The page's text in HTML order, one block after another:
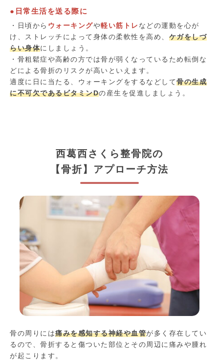
●日常生活を送る際に
・日頃から ウォーキングや軽い筋トレ などの運動を心が
け、ストレッチによって身体の柔軟性を高め、 ケガをしづ
らい身体にしましょう。
・骨粗鬆症や高齢の方では骨が弱くなっているため転倒な
どによる骨折のリスクが高いといえます。
適度に日に当たる、ウォーキングをするなどして骨の生成
に不可欠であるビタミンDの産生を促進しましょう。
西葛西さくら整骨院の
【骨折】アプローチ方法
骨の周りには痛みを感知する神経や血管が多く存在してい
るので、骨折すると傷ついた部位とその周辺に痛みや腫れ
が起こります。